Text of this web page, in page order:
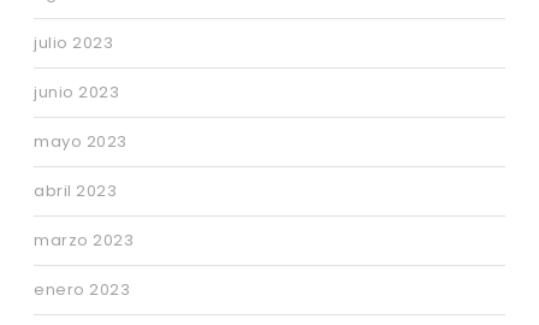
julio 2023
junio 2023
mayo 2023
abril 2023
marzo 2023
enero 2023